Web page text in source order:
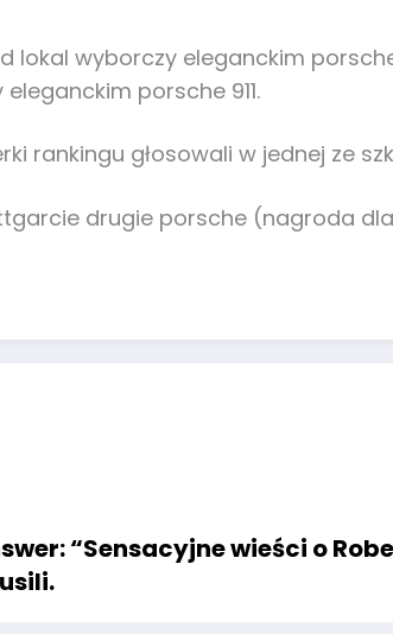
wyborczy eleganckim
porsche 911.
rankingu głosowali w jednej ze
drugie porsche (nagroda
“Sensacyjne wieści o